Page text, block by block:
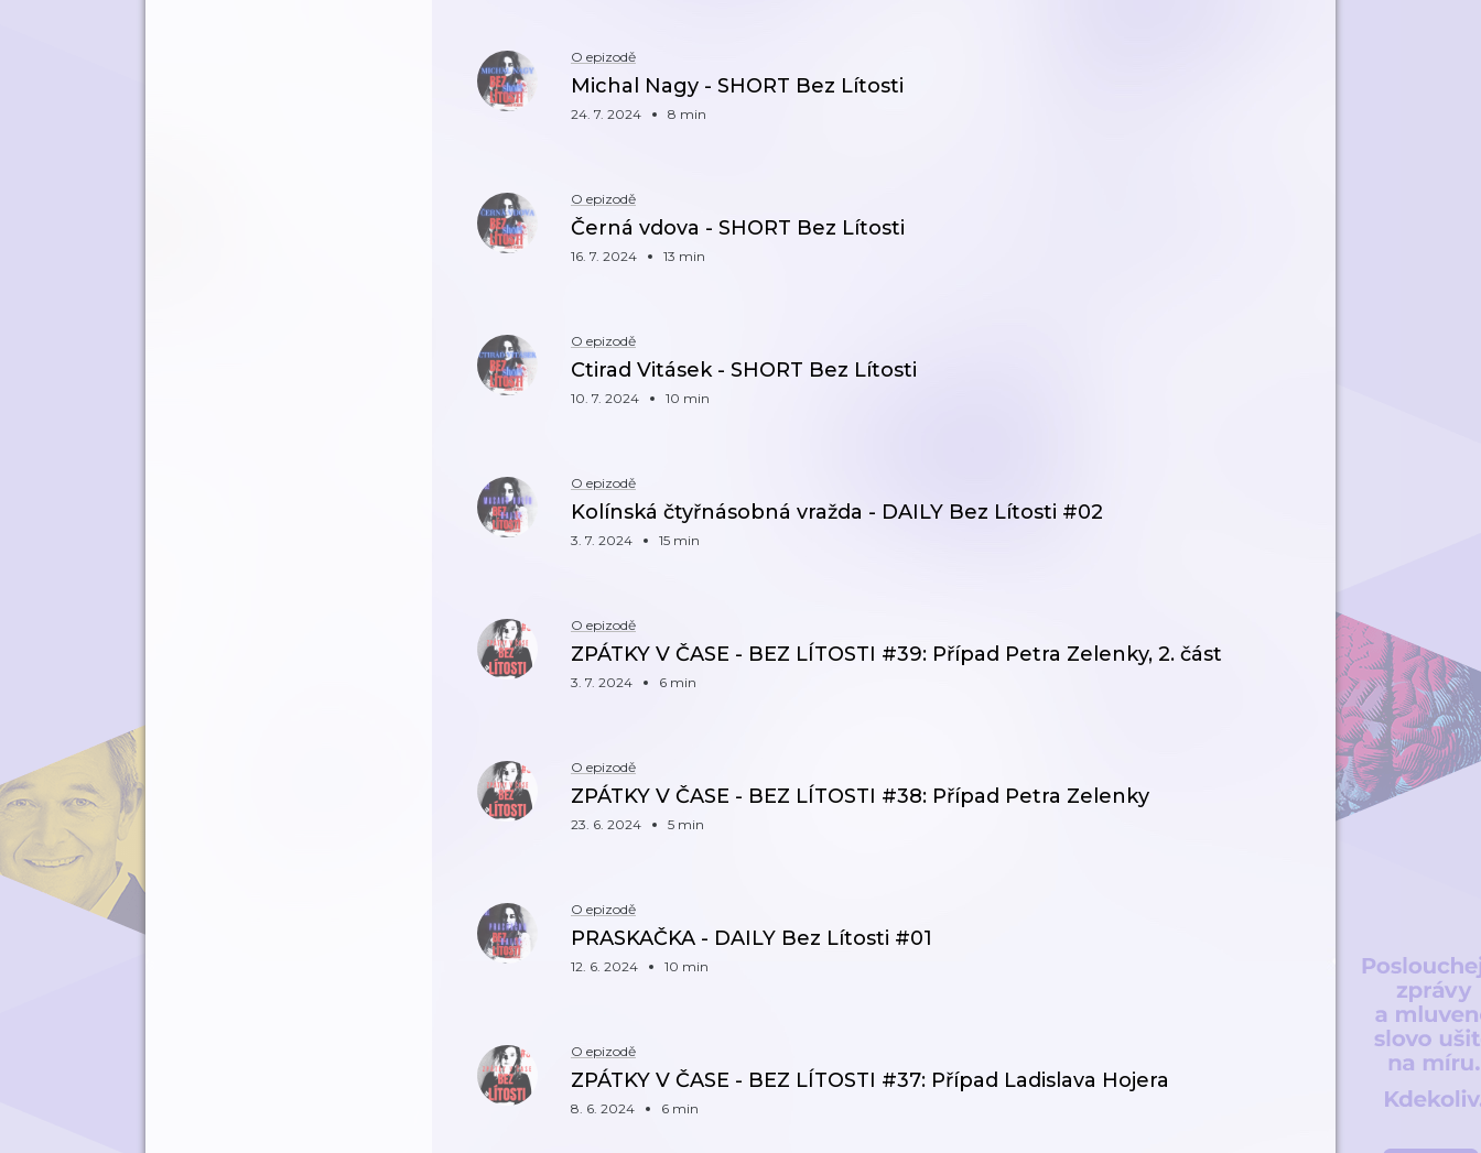
O epizodě
Michal Nagy - SHORT Bez Lítosti
24. 7. 2024 8 min
O epizodě
Černá vdova - SHORT Bez Lítosti
16. 7. 2024 13 min
O epizodě
Ctirad Vitásek - SHORT Bez Lítosti
10. 7. 2024 10 min
O epizodě
Kolínská čtyřnásobná vražda - DAILY Bez Lítosti #02
3. 7. 2024 15 min
O epizodě
ZPÁTKY V ČASE - BEZ LÍTOSTI #39: Případ Petra Zelenky, 2. část
3. 7. 2024 6 min
O epizodě
ZPÁTKY V ČASE - BEZ LÍTOSTI #38: Případ Petra Zelenky
23. 6. 2024 5 min
O epizodě
PRASKAČKA - DAILY Bez Lítosti #01
12. 6. 2024 10 min
O epizodě
ZPÁTKY V ČASE - BEZ LÍTOSTI #37: Případ Ladislava Hojera
8. 6. 2024 6 min